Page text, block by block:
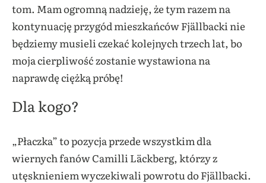
tom. Mam ogromną nadzieję, że tym razem na
kontynuację przygód mieszkańców Fjällbacki nie
będziemy musieli czekać kolejnych trzech lat, bo
moja cierpliwość zostanie wystawiona na
naprawdę ciężką próbę!
Dla kogo?
„Płaczka” to pozycja przede wszystkim dla
wiernych fanów Camilli Läckberg, którzy z
utęsknieniem wyczekiwali powrotu do Fjällbacki.